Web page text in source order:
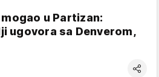
u Partizan:
ugovora sa Denverom,